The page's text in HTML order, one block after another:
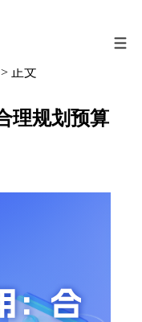
> 正文
理规划预算